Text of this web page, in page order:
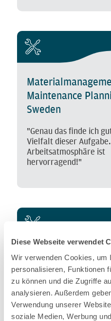
Diese Webseite verwendet
Wir verwenden Cookies, um
personalisieren, Funktionen
zu können und die Zugriffe
analysieren. Außerdem
Verwendung unserer
soziale Medien, Werbung
Maintenance
Sweden
"Genau das finde ich
Vielfalt dieser
Arbeitsatmosphäre ist
hervorragend!"
Locomotive Fleet
"Schnelles Reagieren,
Organisation und Sinn
Wesentliche sind
ausschlaggebend!"